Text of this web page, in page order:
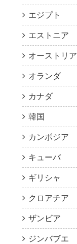
エジプト
エストニア
オーストリア
オランダ
カナダ
韓国
カンボジア
キューバ
ギリシャ
クロアチア
ザンビア
ジンバブエ